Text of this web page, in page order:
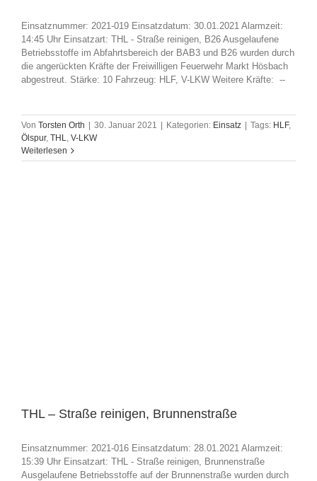
Einsatznummer: 2021-019 Einsatzdatum: 30.01.2021 Alarmzeit:
14:45 Uhr Einsatzart: THL - Straße reinigen, B26 Ausgelaufene
Betriebsstoffe im Abfahrtsbereich der BAB3 und B26 wurden durch
die angerückten Kräfte der Freiwilligen Feuerwehr Markt Hösbach
abgestreut. Stärke: 10 Fahrzeug: HLF, V-LKW Weitere Kräfte: --
Von Torsten Orth 30. Januar 2021 Kategorien: Einsatz Tags: HLF,
Ölspur, THL, V-LKW
Weiterlesen
THL – Straße reinigen, Brunnenstraße
Einsatznummer: 2021-016 Einsatzdatum: 28.01.2021 Alarmzeit:
15:39 Uhr Einsatzart: THL - Straße reinigen, Brunnenstraße
Ausgelaufene Betriebsstoffe auf der Brunnenstraße wurden durch